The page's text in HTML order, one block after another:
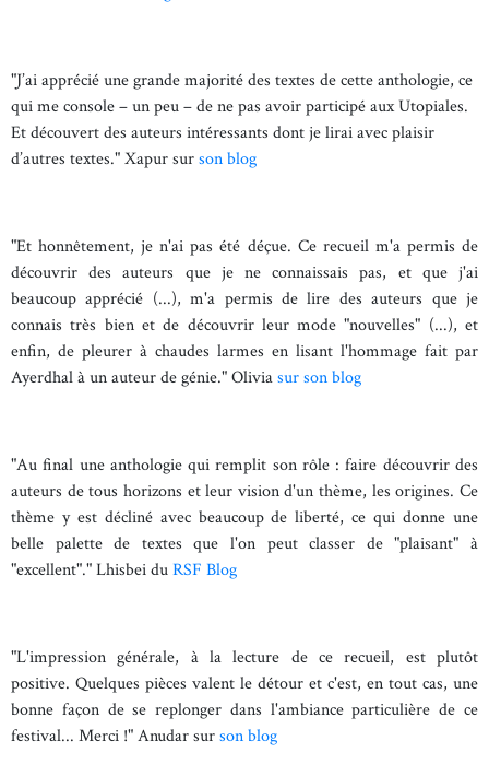
"J’ai apprécié une grande majorité des textes de cette anthologie, ce
qui me console – un peu – de ne pas avoir participé aux Utopiales.
Et découvert des auteurs intéressants dont je lirai avec plaisir
d’autres textes." Xapur surson blog
"Et honnêtement, je n'ai pas été déçue. Ce recueil m'a permis de
découvrir des auteurs que je ne connaissais pas, et que j'ai
beaucoup apprécié (...), m'a permis de lire des auteurs que je
connais très bien et de découvrir leur mode "nouvelles" (...), et
enfin, de pleurer à chaudes larmes en lisant l'hommage fait par
Ayerdhal à un auteur de génie." Oliviasur son blog
"Au final une anthologie qui remplit son rôle : faire découvrir des
auteurs de tous horizons et leur vision d'un thème, les origines. Ce
thème y est décliné avec beaucoup de liberté, ce qui donne une
belle palette de textes que l'on peut classer de "plaisant" à
"excellent"." Lhisbei duRSF Blog
"L'impression générale, à la lecture de ce recueil, est plutôt
positive. Quelques pièces valent le détour et c'est, en tout cas, une
bonne façon de se replonger dans l'ambiance particulière de ce
festival... Merci !" Anudar surson blog